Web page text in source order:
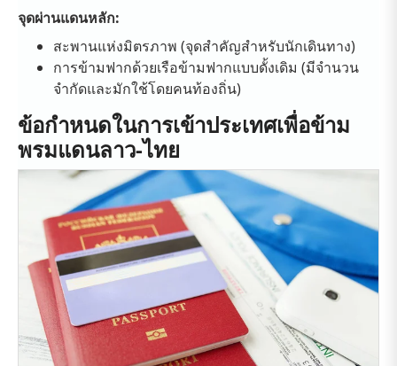
จุดผ่านแดนหลัก:
สะพานแห่งมิตรภาพ (จุดสำคัญสำหรับนักเดินทาง)
การข้ามฟากด้วยเรือข้ามฟากแบบดั้งเดิม (มีจำนวน
จำกัดและมักใช้โดยคนท้องถิ่น)
ข้อกำหนดในการเข้าประเทศเพื่อข้าม
พรมแดนลาว-ไทย